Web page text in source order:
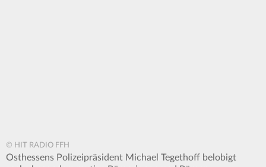
© HIT RADIO FFH
Osthessens Polizeipräsident Michael Tegethoff belobigt